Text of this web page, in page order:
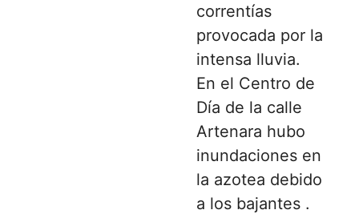
correntías
provocada por la
intensa lluvia.
En el Centro de
Día de la calle
Artenara hubo
inundaciones en
la azotea debido
a los bajantes .